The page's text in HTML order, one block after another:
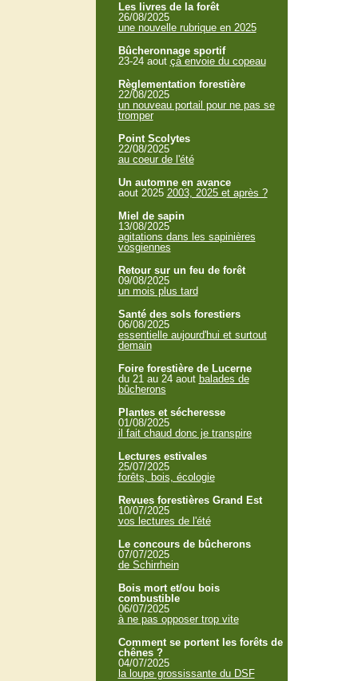
Les livres de la forêt
26/08/2025
une nouvelle rubrique en 2025
Bûcheronnage sportif
23-24 aout çà envoie du copeau
Règlementation forestière
22/08/2025
un nouveau portail pour ne pas se
tromper
Point Scolytes
22/08/2025
au coeur de l'été
Un automne en avance
aout 2025 2003, 2025 et après ?
Miel de sapin
13/08/2025
agitations dans les sapinières
vosgiennes
Retour sur un feu de forêt
09/08/2025
un mois plus tard
Santé des sols forestiers
06/08/2025
essentielle aujourd'hui et surtout
demain
Foire forestière de Lucerne
du 21 au 24 aout balades de
bûcherons
Plantes et sécheresse
01/08/2025
il fait chaud donc je transpire
Lectures estivales
25/07/2025
forêts, bois, écologie
Revues forestières Grand Est
10/07/2025
vos lectures de l'été
Le concours de bûcherons
07/07/2025
de Schirrhein
Bois mort et/ou bois
combustible
06/07/2025
à ne pas opposer trop vite
Comment se portent les forêts de
chênes ?
04/07/2025
la loupe grossissante du DSF